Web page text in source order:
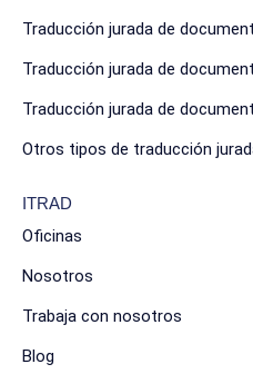
Traducción jurada de
Traducción jurada de
Traducción jurada de
Otros tipos de traducción
ITRAD
Oficinas
Nosotros
Trabaja con nosotros
Blog